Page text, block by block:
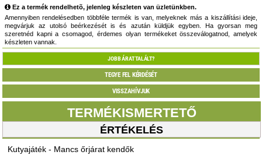
Ez a termék rendelhetõ, jelenleg készleten van üzletünkben.
Amennyiben rendelésedben többféle termék is van, melyeknek más a kiszállítási ideje,
megvárjuk az utolsó beérkezését is és azután küldjük egyben. Ha gyorsan meg
szeretnéd kapni a csomagod, érdemes olyan termékeket összeválogatnod, amelyek
készleten vannak.
JOBB ÁRAT TALÁLT?
TEGYE FEL KÉRDÉSÉT
VISSZAHÍVJUK
TERMÉKISMERTETŐ
ÉRTÉKELÉS
Kutyajáték - Mancs őrjárat kendők